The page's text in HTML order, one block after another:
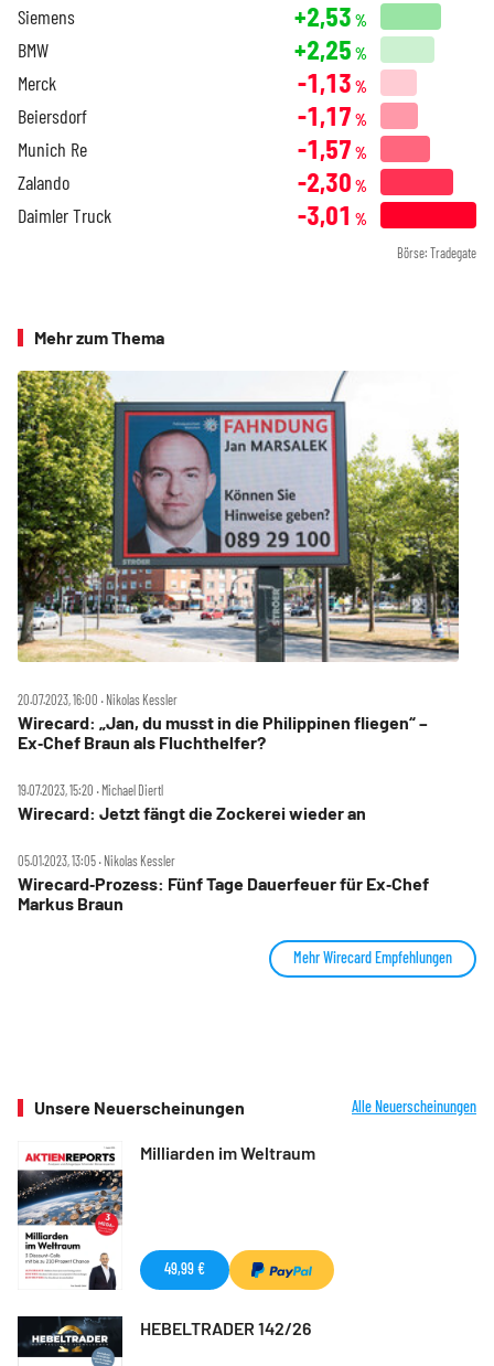
Siemens +2,53 %
BMW +2,25 %
Merck -1,13 %
Beiersdorf -1,17 %
Munich Re -1,57 %
Zalando -2,30 %
Daimler Truck -3,01 %
Börse: Tradegate
Mehr zum Thema
20.07.2023, 16:00 ‧ Nikolas Kessler
Wirecard: „Jan, du musst in die Philippinen fliegen“ –
Ex‑Chef Braun als Fluchthelfer?
19.07.2023, 15:20 ‧ Michael Diertl
Wirecard: Jetzt fängt die Zockerei wieder an
05.01.2023, 13:05 ‧ Nikolas Kessler
Wirecard‑Prozess: Fünf Tage Dauerfeuer für Ex‑Chef
Markus Braun
Mehr Wirecard Empfehlungen
Unsere Neuerscheinungen Alle Neuerscheinungen
Milliarden im Weltraum
49,99 €
HEBELTRADER 142/26